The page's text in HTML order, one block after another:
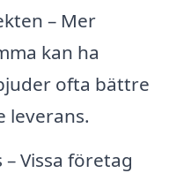
– Mer
kan ha
ofta bättre
leverans.
Vissa företag